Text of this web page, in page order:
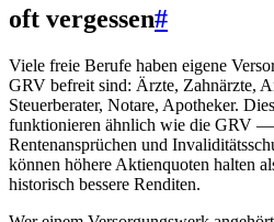
oft vergessen#
Viele freie Berufe haben eigene
GRV befreit sind: Ärzte, Zahnärzte,
Steuerberater, Notare, Apotheker.
funktionieren ähnlich wie die GRV
Rentenansprüchen und
können höhere Aktienquoten halten
historisch bessere Renditen.